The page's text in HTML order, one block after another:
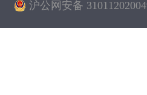
沪公网安备